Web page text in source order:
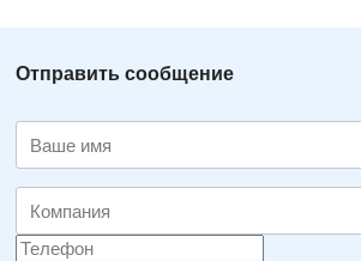
Отправить сообщение